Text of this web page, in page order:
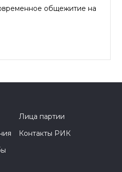
общежитие на
Лица партии
Контакты РИК